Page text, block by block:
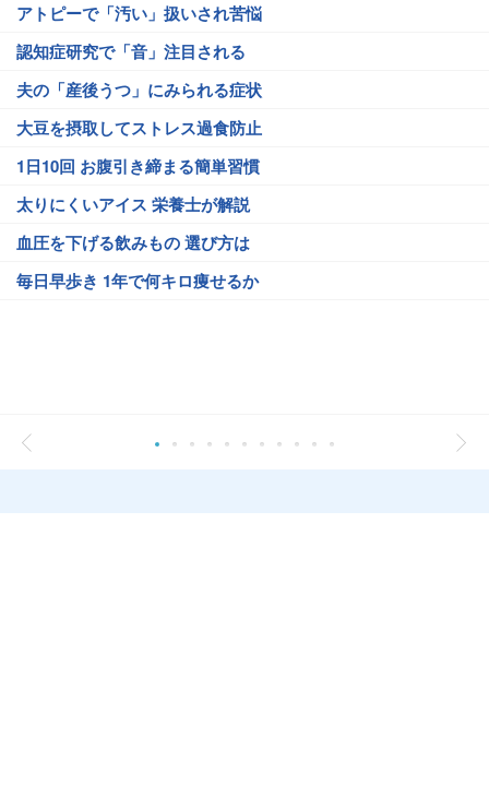
アトピーで「汚い」扱いされ苦悩
認知症研究で「音」注目される
夫の「産後うつ」にみられる症状
大豆を摂取してストレス過食防止
1日10回 お腹引き締まる簡単習慣
太りにくいアイス 栄養士が解説
血圧を下げる飲みもの 選び方は
毎日早歩き 1年で何キロ痩せるか